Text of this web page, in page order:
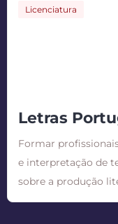
Licenciatura
Letras
Formar
e interpretação de
sobre a produção